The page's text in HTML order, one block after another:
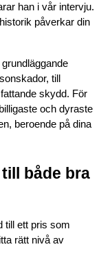
han i vår intervju.
påverkar din
till
skydd. För
och dyraste
beroende på dina
både bra
till ett pris som
rätt nivå av